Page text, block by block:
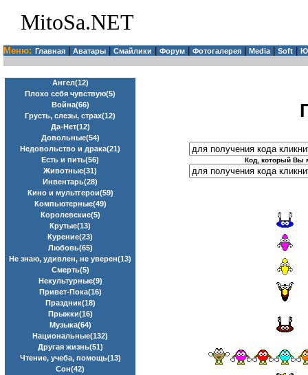
MitoSa.NET
Меню: Главная Аватары Смайлики Форум Фотогалерея Media| Soft
Ангел(12)
Плохо себя чувствую(5)
Война(66)
Грусть, слезы, страх(12)
Да-Нет(12)
Довольные(54)
Недовольство и драка(21)
Есть и пить(56)
Животные(31)
Инвентарь(28)
Кино и мультгерои(59)
Компьютерные(49)
Королевские(5)
Крутые(13)
Курение(23)
Любовь(65)
Не знаю, удивлен, не уверен(13)
Смерть(5)
Некультурные(9)
Привет-Пока(16)
Праздник(18)
Прыжки(16)
Музыка(64)
Национальные(132)
Другая жизнь(51)
Чтение, учеба, помощь(13)
Сон(42)
Код, который Вы